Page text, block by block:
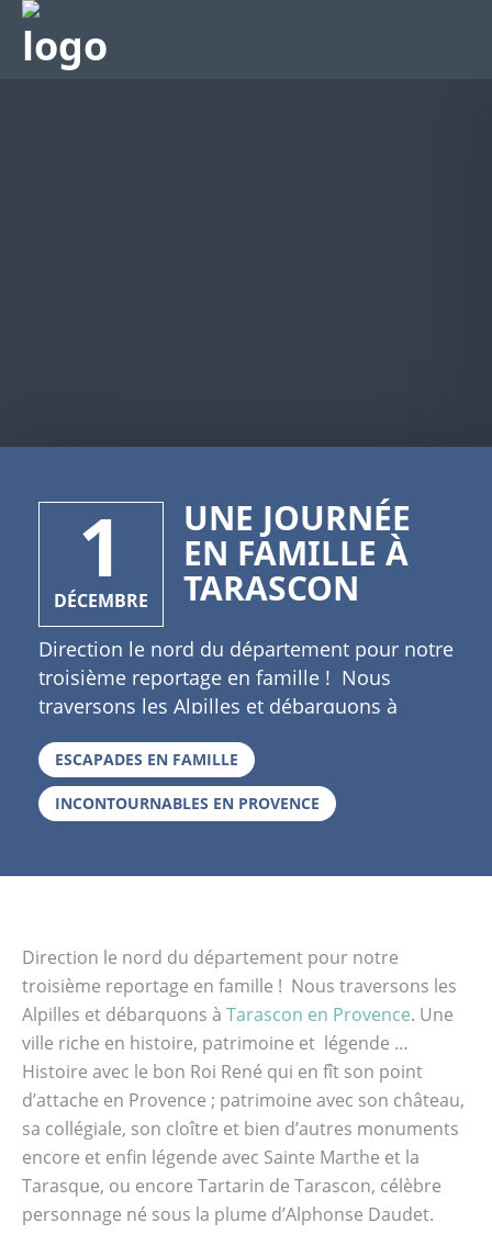
1
DÉCEMBRE
UNE JOURNÉE
EN FAMILLE À
TARASCON
Direction le nord du département pour notre
troisième reportage en famille ! Nous
traversons les Alpilles et débarquons à
histoire, patrimoine et légende … Histoire
avec le bon Roi René qui en fît son point
d’attache en Provence ; patrimoine avec son
d’autres monuments encore et enfin
personnage né sous la plume d’Alphonse
Daudet. La légende de la Tarasque Avant de
commencer notre périple, penchons-nous
sur cette fameuse tarasque qui effraie tant
les enfants ! La légende dit que la Tarasque
était un monstre qui sévissait partout dans
la ville. Sainte Marthe, venue évangéliser la
Provence, demanda alors aux habitants de
se convertir si elle venait à bout du monstre
… ce qu’elle réalisa ! Elle captura la bête et la
ESCAPADES EN FAMILLE
INCONTOURNABLES EN PROVENCE
Direction le nord du département pour notre
troisième reportage en famille ! Nous traversons les
Alpilles et débarquons à Tarascon en Provence. Une
ville riche en histoire, patrimoine et légende …
Histoire avec le bon Roi René qui en fît son point
d’attache en Provence ; patrimoine avec son château,
sa collégiale, son cloître et bien d’autres monuments
encore et enfin légende avec Sainte Marthe et la
Tarasque, ou encore Tartarin de Tarascon, célèbre
personnage né sous la plume d’Alphonse Daudet.